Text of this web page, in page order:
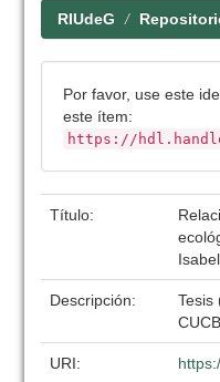
RIUdeG
Por favor, use este
este ítem:
https://
Título:
Descripción:
Tesis
URI: